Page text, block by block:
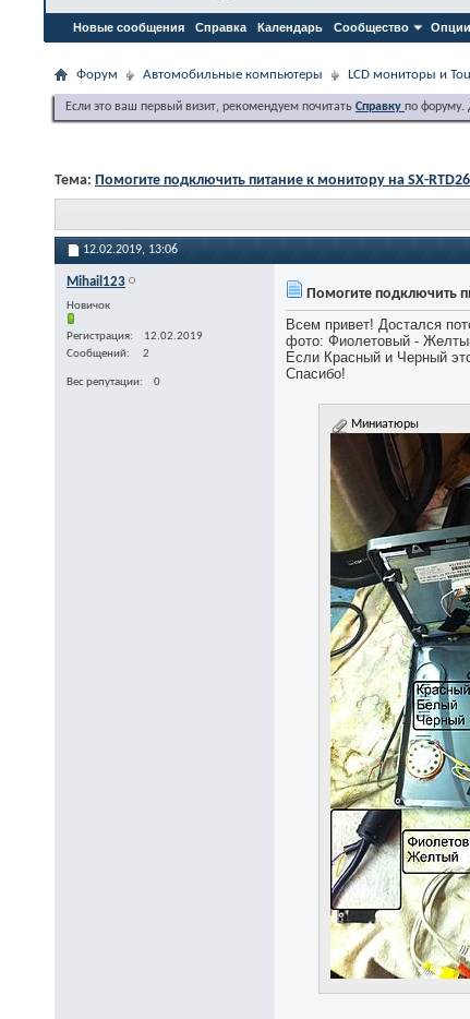
Новые сообщения Справка Календарь Сообщество
Форум Автомобильные компьютеры LCD мониторы и
Если это ваш первый визит, рекомендуем почитать Справку по форуму.
Тема: Помогите подключить питание к монитору на SX-
12.02.2019, 13:06
Mihail123
Новичок
Регистрация
12.02.2019
Сообщений
2
Вес репутации 0
Помогите подключить
Всем привет! Достался
фото: Фиолетовый -
Если Красный и Черный
Спасибо!
Миниатюры